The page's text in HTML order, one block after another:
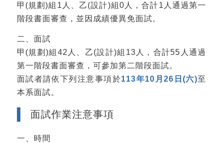
甲(規劃)組1人、乙(設計)組0人，合計1人通過第一
階段書面審查，並因成績優異免面試。
二、面試
甲(規劃)組42人、乙(設計)組13人，合計55人通過
第一階段書面審查，可參加第二階段面試。
面試者請依下列注意事項於113年10月26日(六)至
本系面試。
面試作業注意事項
一、時間